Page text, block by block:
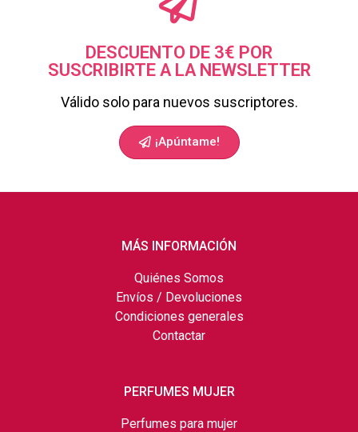
DESCUENTO DE 3€ POR
SUSCRIBIRTE A LA NEWSLETTER
Válido solo para nuevos suscriptores.
¡Apúntame!
MÁS INFORMACIÓN
Quiénes Somos
Envíos / Devoluciones
Condiciones generales
Contactar
PERFUMES MUJER
Perfumes para mujer